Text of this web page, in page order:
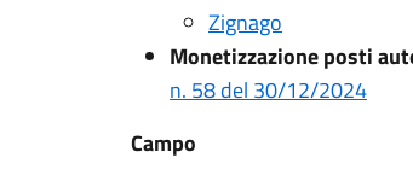
Zignago
Monetizzazione posti
n. 58 del 30/12/2024
Campo